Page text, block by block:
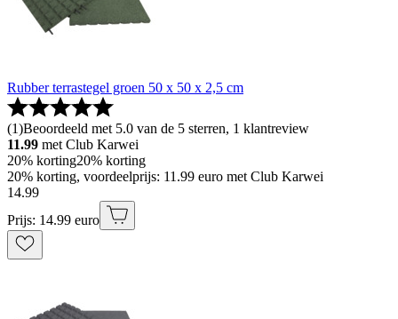
Rubber terrastegel groen 50 x 50 x 2,5 cm
(1)Beoordeeld met 5.0 van de 5 sterren, 1 klantreview
11.99 met Club Karwei
20% korting20% korting
20% korting, voordeelprijs: 11.99 euro met Club Karwei
14.99
Prijs: 14.99 euro